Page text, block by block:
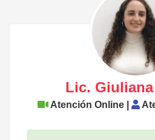
Lic.
Atención Online |